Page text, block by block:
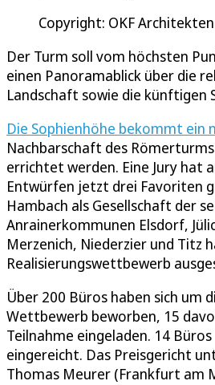
Copyright: OKF Architekten
Der Turm soll vom höchsten
einen Panoramablick über die
Landschaft sowie die künftigen
Die Sophienhöhe bekommt ein
Nachbarschaft des
errichtet werden. Eine Jury hat
Entwürfen jetzt drei Favoriten
Hambach als Gesellschaft der
Anrainerkommunen Elsdorf,
Merzenich, Niederzier und Titz
Realisierungswettbewerb
Über 200 Büros haben sich um
Wettbewerb beworben, 15
Teilnahme eingeladen. 14
eingereicht. Das Preisgericht
Thomas Meurer (Frankfurt am